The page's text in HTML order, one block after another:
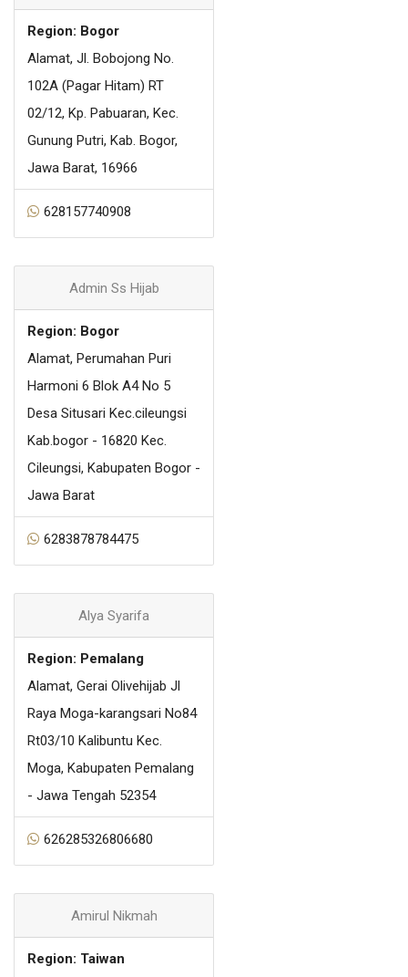
Region: Bogor
Alamat, Jl. Bobojong No.
102A (Pagar Hitam) RT
02/12, Kp. Pabuaran, Kec.
Gunung Putri, Kab. Bogor,
Jawa Barat, 16966
628157740908
Admin Ss Hijab
Region: Bogor
Alamat, Perumahan Puri
Harmoni 6 Blok A4 No 5
Desa Situsari Kec.cileungsi
Kab.bogor - 16820 Kec.
Cileungsi, Kabupaten Bogor -
Jawa Barat
6283878784475
Alya Syarifa
Region: Pemalang
Alamat, Gerai Olivehijab Jl
Raya Moga-karangsari No84
Rt03/10 Kalibuntu Kec.
Moga, Kabupaten Pemalang
- Jawa Tengah 52354
626285326806680
Amirul Nikmah
Region: Taiwan